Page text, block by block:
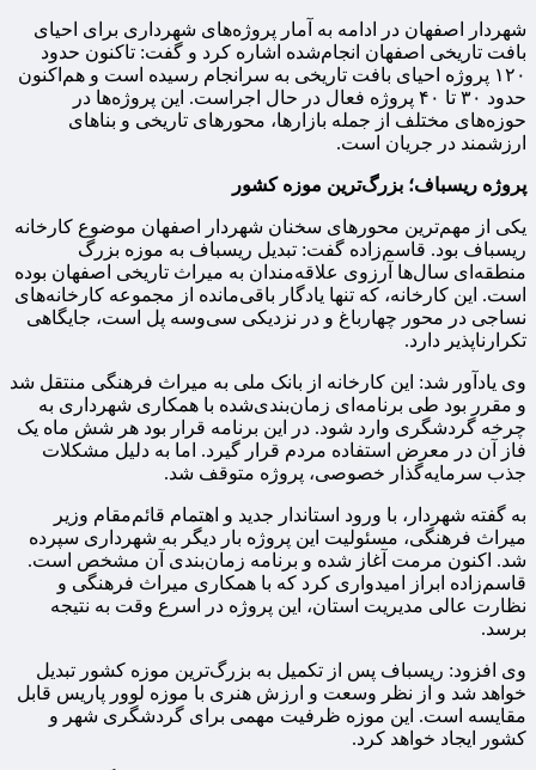
شهردار اصفهان در ادامه به آمار پروژه‌های شهرداری برای احیای
بافت تاریخی اصفهان انجام‌شده اشاره کرد و گفت: تاکنون حدود
۱۲۰ پروژه احیای بافت تاریخی به سرانجام رسیده است و هم‌اکنون
حدود ۳۰ تا ۴۰ پروژه فعال در حال اجراست. این پروژه‌ها در
حوزه‌های مختلف از جمله بازارها، محورهای تاریخی و بناهای
ارزشمند در جریان است.
پروژه ریسباف؛ بزرگ‌ترین موزه کشور
یکی از مهم‌ترین محورهای سخنان شهردار اصفهان موضوع کارخانه
ریسباف بود. قاسم‌زاده گفت: تبدیل ریسباف به موزه بزرگ
منطقه‌ای سال‌ها آرزوی علاقه‌مندان به میراث تاریخی اصفهان بوده
است. این کارخانه، که تنها یادگار باقی‌مانده از مجموعه کارخانه‌های
نساجی در محور چهارباغ و در نزدیکی سی‌وسه پل است، جایگاهی
تکرارناپذیر دارد.
وی یادآور شد: این کارخانه از بانک ملی به میراث فرهنگی منتقل شد
و مقرر بود طی برنامه‌ای زمان‌بندی‌شده با همکاری شهرداری به
چرخه گردشگری وارد شود. در این برنامه قرار بود هر شش ماه یک
فاز آن در معرض استفاده مردم قرار گیرد. اما به دلیل مشکلات
جذب سرمایه‌گذار خصوصی، پروژه متوقف شد.
به گفته شهردار، با ورود استاندار جدید و اهتمام قائم‌مقام وزیر
میراث فرهنگی، مسئولیت این پروژه بار دیگر به شهرداری سپرده
شد. اکنون مرمت آغاز شده و برنامه زمان‌بندی آن مشخص است.
قاسم‌زاده ابراز امیدواری کرد که با همکاری میراث فرهنگی و
نظارت عالی مدیریت استان، این پروژه در اسرع وقت به نتیجه
برسد.
وی افزود: ریسباف پس از تکمیل به بزرگ‌ترین موزه کشور تبدیل
خواهد شد و از نظر وسعت و ارزش هنری با موزه لوور پاریس قابل
مقایسه است. این موزه ظرفیت مهمی برای گردشگری شهر و
کشور ایجاد خواهد کرد.